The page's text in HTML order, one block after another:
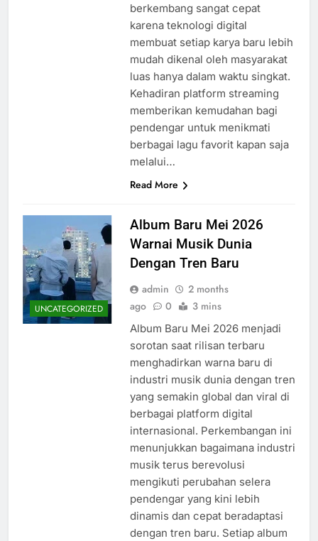
berkembang sangat cepat
karena teknologi digital
membuat setiap karya baru lebih
mudah dikenal oleh masyarakat
luas hanya dalam waktu singkat.
Kehadiran platform streaming
memberikan kemudahan bagi
pendengar untuk menikmati
berbagai lagu favorit kapan saja
melalui…
Read More
UNCATEGORIZED
Album Baru Mei 2026
Warnai Musik Dunia
Dengan Tren Baru
admin
2 months
ago
0 3 mins
Album Baru Mei 2026 menjadi
sorotan saat rilisan terbaru
menghadirkan warna baru di
industri musik dunia dengan tren
yang semakin global dan viral di
berbagai platform digital
internasional. Perkembangan ini
menunjukkan bagaimana industri
musik terus berevolusi
mengikuti perubahan selera
pendengar yang kini lebih
dinamis dan cepat beradaptasi
dengan tren baru. Setiap album